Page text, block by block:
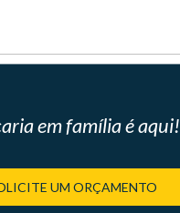
em família é aqui!
UM ORÇAMENTO